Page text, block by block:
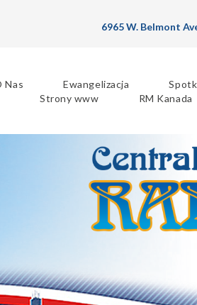
6965 W. Belmont
Nas Ewangelizacja
Strony www
RM Kanada